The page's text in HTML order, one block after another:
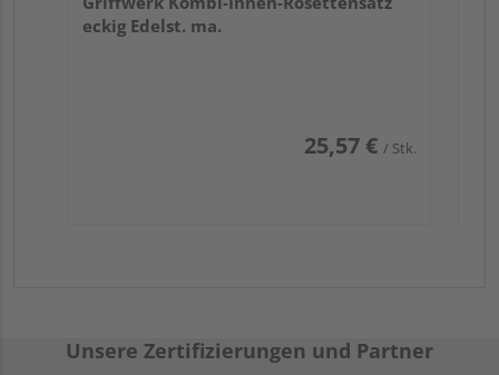
eckig Edelst. ma.
25,57 € / Stk.
Unsere Zertifizierungen und Partner